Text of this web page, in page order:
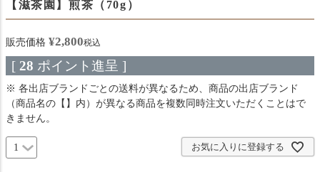
【滋茶園】煎茶（70g）
販売価格 ¥2,800税込
[ 28 ポイント進呈 ]
※ 各出店ブランドごとの送料が異なるため、商品の出店ブランド
（商品名の【】内）が異なる商品を複数同時注文いただくことはで
きません。
お気に入りに登録する